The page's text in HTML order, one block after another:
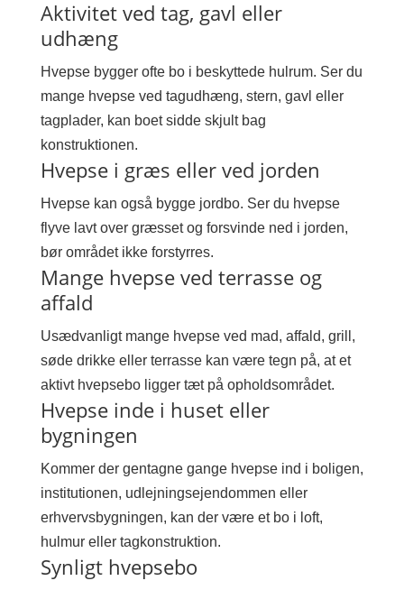
Aktivitet ved tag, gavl eller
udhæng
Hvepse bygger ofte bo i beskyttede hulrum. Ser du
mange hvepse ved tagudhæng, stern, gavl eller
tagplader, kan boet sidde skjult bag
konstruktionen.
Hvepse i græs eller ved jorden
Hvepse kan også bygge jordbo. Ser du hvepse
flyve lavt over græsset og forsvinde ned i jorden,
bør området ikke forstyrres.
Mange hvepse ved terrasse og
affald
Usædvanligt mange hvepse ved mad, affald, grill,
søde drikke eller terrasse kan være tegn på, at et
aktivt hvepsebo ligger tæt på opholdsområdet.
Hvepse inde i huset eller
bygningen
Kommer der gentagne gange hvepse ind i boligen,
institutionen, udlejningsejendommen eller
erhvervsbygningen, kan der være et bo i loft,
hulmur eller tagkonstruktion.
Synligt hvepsebo